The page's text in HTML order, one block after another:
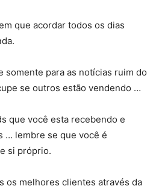
que acordar todos os dias
somente para as notícias ruim do
se outros estão vendendo …
que você esta recebendo e
… lembre se que você é
si próprio.
os melhores clientes através da